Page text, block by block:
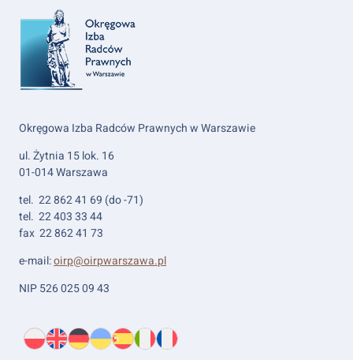
Okręgowa Izba Radców Prawnych w Warszawie
ul. Żytnia 15 lok. 16
01-014 Warszawa
tel. 22 862 41 69 (do -71)
tel. 22 403 33 44
fax 22 862 41 73
e-mail:oirp@oirpwarszawa.pl
NIP 526 025 09 43
Wybierz
język:
PL
O
EN
About
DE
About
UK
About
ES
About
IT
About
FR
About